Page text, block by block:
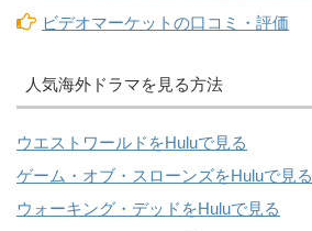
ビデオマーケットの口コミ・評価
人気海外ドラマを見る方法
ウエストワールドをHuluで見る
ゲーム・オブ・スローンズをHuluで見る
ウォーキング・デッドをHuluで見る